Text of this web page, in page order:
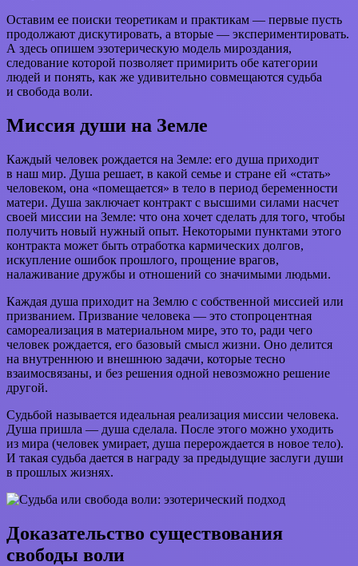
Оставим ее поиски теоретикам и практикам — первые пусть
продолжают дискутировать, а вторые — экспериментировать.
А здесь опишем эзотерическую модель мироздания,
следование которой позволяет примирить обе категории
людей и понять, как же удивительно совмещаются судьба
и свобода воли.
Миссия души на Земле
Каждый человек рождается на Земле: его душа приходит
в наш мир. Душа решает, в какой семье и стране ей «стать»
человеком, она «помещается» в тело в период беременности
матери. Душа заключает контракт с высшими силами насчет
своей миссии на Земле: что она хочет сделать для того, чтобы
получить новый нужный опыт. Некоторыми пунктами этого
контракта может быть отработка кармических долгов,
искупление ошибок прошлого, прощение врагов,
налаживание дружбы и отношений со значимыми людьми.
Каждая душа приходит на Землю с собственной миссией или
призванием. Призвание человека — это стопроцентная
самореализация в материальном мире, это то, ради чего
человек рождается, его базовый смысл жизни. Оно делится
на внутреннюю и внешнюю задачи, которые тесно
взаимосвязаны, и без решения одной невозможно решение
другой.
Судьбой называется идеальная реализация миссии человека.
Душа пришла — душа сделала. После этого можно уходить
из мира (человек умирает, душа перерождается в новое тело).
И такая судьба дается в награду за предыдущие заслуги души
в прошлых жизнях.
Доказательство существования
свободы воли